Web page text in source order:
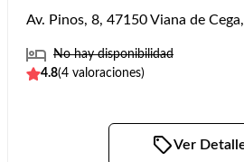
Av. Pinos, 8, 47150 Viana de
No hay disponibilidad
4.8(4 valoraciones)
Ver